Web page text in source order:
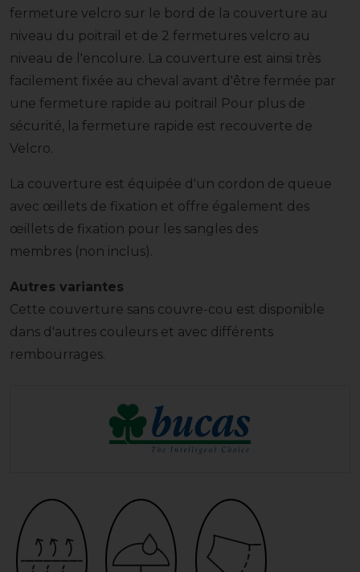
fermeture velcro sur le bord de la couverture au
niveau du poitrail et de 2 fermetures velcro au
niveau de l'encolure. La couverture est ainsi très
facilement fixée au cheval avant d'être fermée par
une fermeture rapide au poitrail Pour plus de
sécurité, la fermeture rapide est recouverte de
Velcro.
La couverture est équipée d'un cordon de queue
avec œillets de fixation et offre également des
œillets de fixation pour les sangles des
membres (non inclus).
Autres variantes
Cette couverture sans couvre-cou est disponible
dans d'autres couleurs et avec différents
rembourrages.